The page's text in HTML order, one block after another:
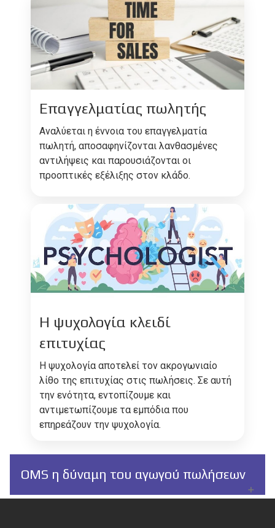
Επαγγελματίας πωλητής
Αναλύεται η έννοια του επαγγελματία
πωλητή, αποσαφηνίζονται λανθασμένες
αντιλήψεις και παρουσιάζονται οι
προοπτικές εξέλιξης στον κλάδο.
Η ψυχολογία κλειδί
επιτυχίας
Η ψυχολογία αποτελεί τον ακρογωνιαίο
λίθο της επιτυχίας στις πωλήσεις. Σε αυτή
την ενότητα, εντοπίζουμε και
αντιμετωπίζουμε τα εμπόδια που
επηρεάζουν την ψυχολογία.
OMS η δύναμη του αγωγού πωλήσεων